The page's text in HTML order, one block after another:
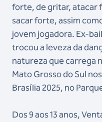
forte, de gritar, atacar
sacar forte, assim
jovem jogadora. Ex-
trocou a leveza da
natureza que carrega
Mato Grosso do Sul
Brasília 2025, no
Dos 9 aos 13 anos,